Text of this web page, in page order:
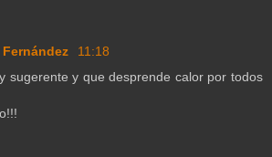
11:18
sugerente y que desprende calor por todos